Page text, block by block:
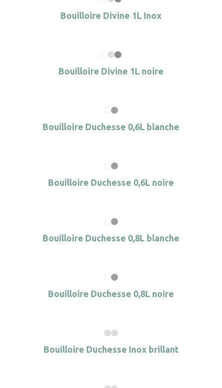
Bouilloire Divine 1L Inox
Bouilloire Divine 1L noire
Bouilloire Duchesse 0,6L blanche
Bouilloire Duchesse 0,6L noire
Bouilloire Duchesse 0,8L blanche
Bouilloire Duchesse 0,8L noire
Bouilloire Duchesse Inox brillant